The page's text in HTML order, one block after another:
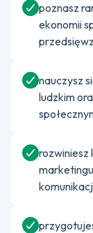
poznasz
ekonomii
nauczysz
ludzkim
rozwiniesz